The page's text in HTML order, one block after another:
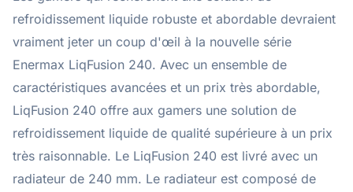
refroidissement liquide robuste et abordable devraient
vraiment jeter un coup d'œil à la nouvelle série
Enermax LiqFusion 240. Avec un ensemble de
caractéristiques avancées et un prix très abordable,
LiqFusion 240 offre aux gamers une solution de
refroidissement liquide de qualité supérieure à un prix
très raisonnable. Le LiqFusion 240 est livré avec un
radiateur de 240 mm. Le radiateur est composé de